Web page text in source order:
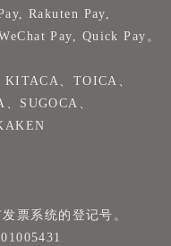
Rakuten Pay,
Pay, Quick Pay。
、TOICA、
SUGOCA、
票系统的登记号。